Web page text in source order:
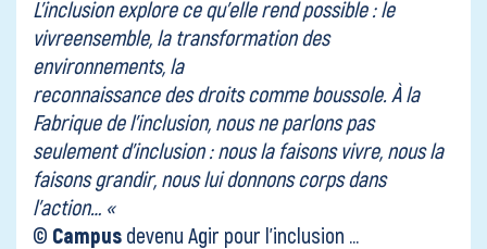
L’inclusion explore ce qu’elle rend possible : le
vivreensemble, la transformation des
environnements, la
reconnaissance des droits comme boussole. À la
Fabrique de l’inclusion, nous ne parlons pas
seulement d’inclusion : nous la faisons vivre, nous la
faisons grandir, nous lui donnons corps dans
l’action… «
© Campus devenu Agir pour l’inclusion …